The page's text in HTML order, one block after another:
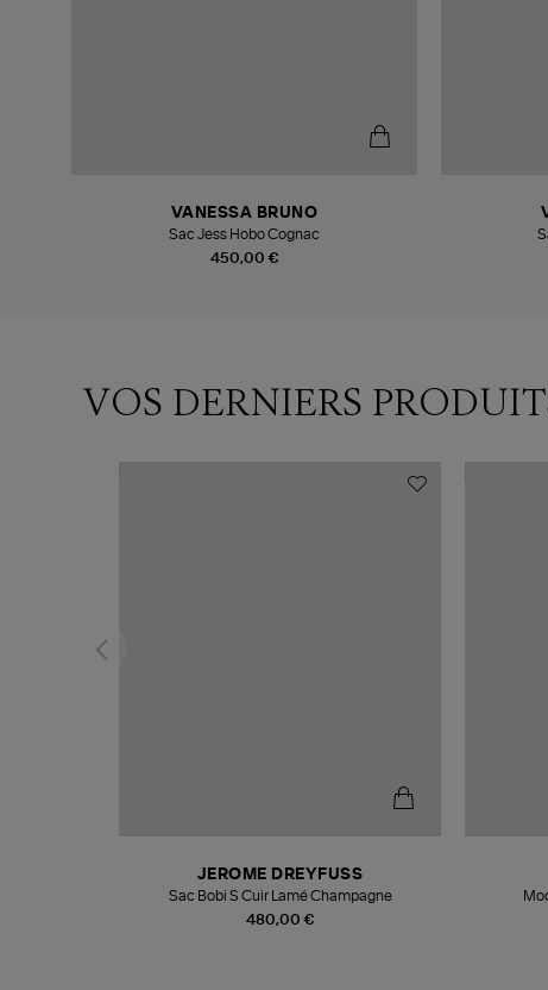
450,00 €
VANESSA BRUNO
Sac Jess Hobo Cognac
VOS DERNIERS
480,00 €
JEROME DREYFUSS
Sac Bobi S Cuir Lamé Champagne